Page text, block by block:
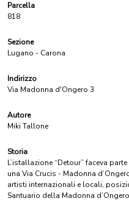
Parcella
818
Sezione
Lugano - Carona
Indirizzo
Via Madonna d'Ongero 3
Autore
Miki Tallone
Storia
L’istallazione “Detour” faceva
una Via Crucis - Madonna
artisti internazionali e locali,
Santuario della Madonna